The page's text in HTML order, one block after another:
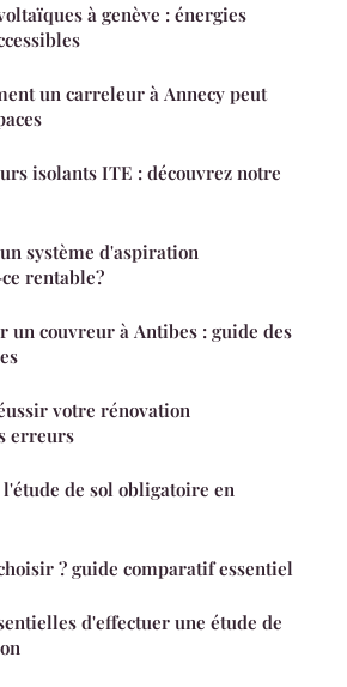
à genève : énergies
un carreleur à Annecy peut
isolants ITE : découvrez notre
système d'aspiration
rentable?
un couvreur à Antibes : guide des
votre rénovation
erreurs
de sol obligatoire en
? guide comparatif essentiel
d'effectuer une étude de